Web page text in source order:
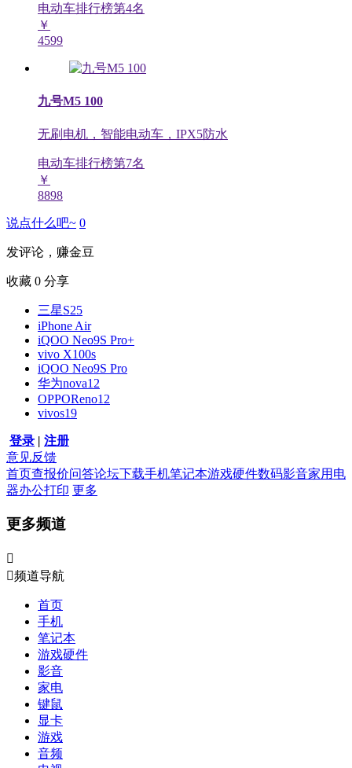
电动车排行榜第4名
￥
4599
九号M5 100
无刷电机，智能电动车，IPX5防水
电动车排行榜第7名
￥
8898
说点什么吧~ 0
发评论，赚金豆
收藏 0 分享
三星S25
iPhone Air
iQOO Neo9S Pro+
vivo X100s
iQOO Neo9S Pro
华为nova12
OPPOReno12
vivos19
登录 | 注册
意见反馈
首页查报价问答论坛下载手机笔记本游戏硬件数码影音家用电
器办公打印 更多
更多频道

频道导航
首页
手机
笔记本
游戏硬件
影音
家电
键鼠
显卡
游戏
音频